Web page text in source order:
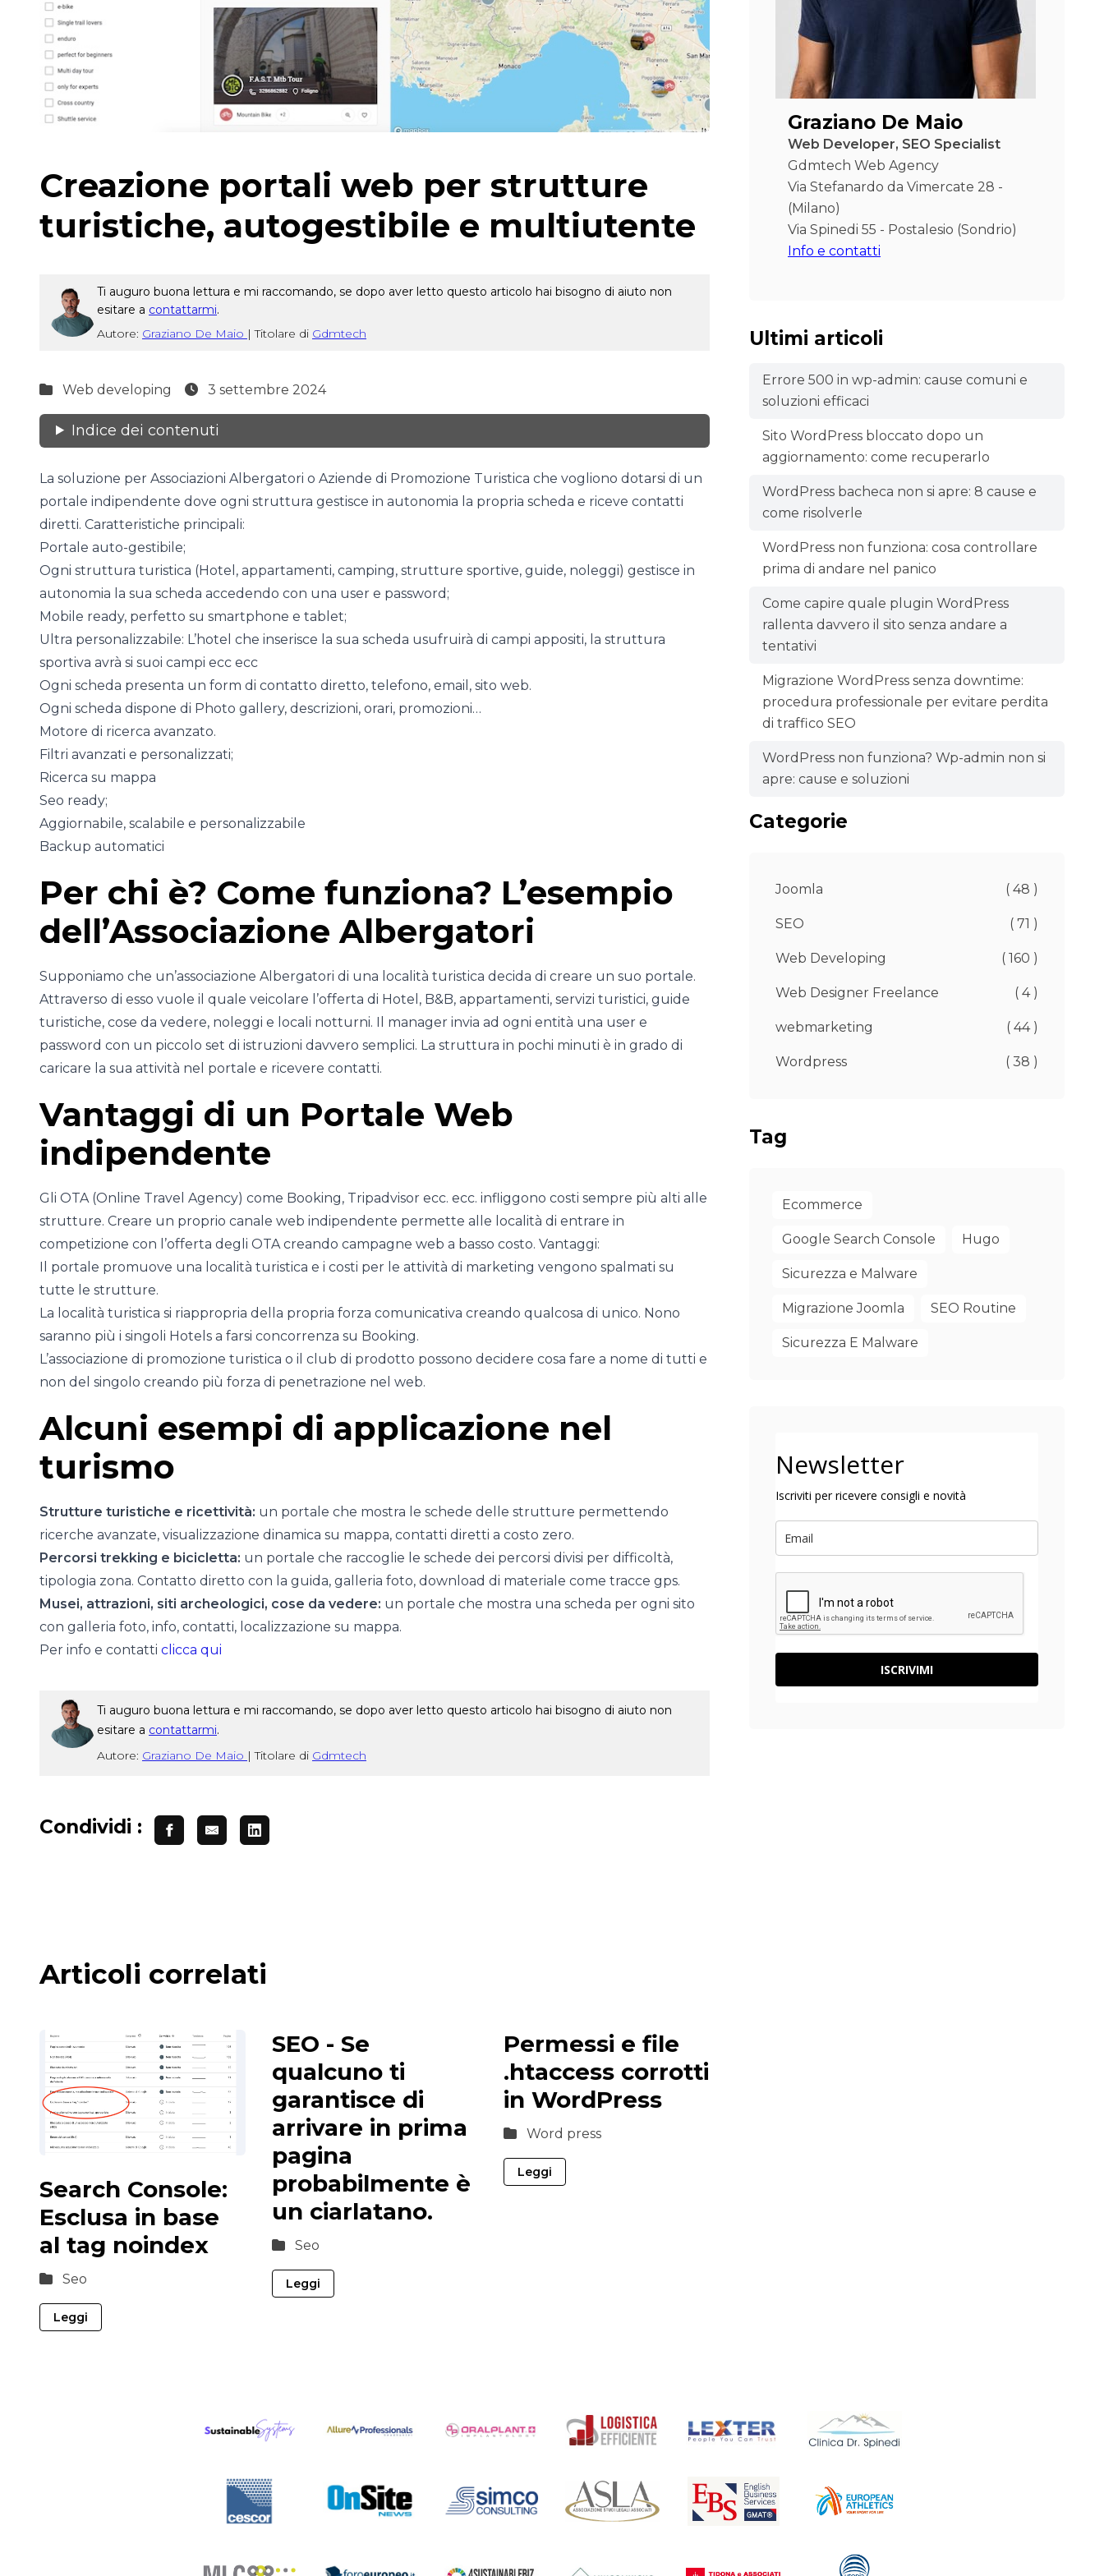
Creazione portali web per strutture
turistiche, autogestibile e multiutente
Ti auguro buona lettura e mi raccomando, se dopo aver letto questo articolo hai bisogno di aiuto non
esitare a contattarmi.
Autore: Graziano De Maio | Titolare di Gdmtech
Web developing 3 settembre 2024
Indice dei contenuti
La soluzione per Associazioni Albergatori o Aziende di Promozione Turistica che vogliono dotarsi di un
portale indipendente dove ogni struttura gestisce in autonomia la propria scheda e riceve contatti
diretti. Caratteristiche principali:
Portale auto-gestibile;
Ogni struttura turistica (Hotel, appartamenti, camping, strutture sportive, guide, noleggi) gestisce in
autonomia la sua scheda accedendo con una user e password;
Mobile ready, perfetto su smartphone e tablet;
Ultra personalizzabile: L’hotel che inserisce la sua scheda usufruirà di campi appositi, la struttura
sportiva avrà si suoi campi ecc ecc
Ogni scheda presenta un form di contatto diretto, telefono, email, sito web.
Ogni scheda dispone di Photo gallery, descrizioni, orari, promozioni…
Motore di ricerca avanzato.
Filtri avanzati e personalizzati;
Ricerca su mappa
Seo ready;
Aggiornabile, scalabile e personalizzabile
Backup automatici
Per chi è? Come funziona? L’esempio
dell’Associazione Albergatori
Supponiamo che un’associazione Albergatori di una località turistica decida di creare un suo portale.
Attraverso di esso vuole il quale veicolare l’offerta di Hotel, B&B, appartamenti, servizi turistici, guide
turistiche, cose da vedere, noleggi e locali notturni. Il manager invia ad ogni entità una user e
password con un piccolo set di istruzioni davvero semplici. La struttura in pochi minuti è in grado di
caricare la sua attività nel portale e ricevere contatti.
Vantaggi di un Portale Web
indipendente
Gli OTA (Online Travel Agency) come Booking, Tripadvisor ecc. ecc. infliggono costi sempre più alti alle
strutture. Creare un proprio canale web indipendente permette alle località di entrare in
competizione con l’offerta degli OTA creando campagne web a basso costo. Vantaggi:
Il portale promuove una località turistica e i costi per le attività di marketing vengono spalmati su
tutte le strutture.
La località turistica si riappropria della propria forza comunicativa creando qualcosa di unico. Nono
saranno più i singoli Hotels a farsi concorrenza su Booking.
L’associazione di promozione turistica o il club di prodotto possono decidere cosa fare a nome di tutti e
non del singolo creando più forza di penetrazione nel web.
Alcuni esempi di applicazione nel
turismo
Strutture turistiche e ricettività: un portale che mostra le schede delle strutture permettendo
ricerche avanzate, visualizzazione dinamica su mappa, contatti diretti a costo zero.
Percorsi trekking e bicicletta: un portale che raccoglie le schede dei percorsi divisi per difficoltà,
tipologia zona. Contatto diretto con la guida, galleria foto, download di materiale come tracce gps.
Musei, attrazioni, siti archeologici, cose da vedere: un portale che mostra una scheda per ogni sito
con galleria foto, info, contatti, localizzazione su mappa.
Per info e contatti clicca qui
Ti auguro buona lettura e mi raccomando, se dopo aver letto questo articolo hai bisogno di aiuto non
esitare a contattarmi.
Autore: Graziano De Maio | Titolare di Gdmtech
Condividi :
Articoli correlati
Search Console:
Esclusa in base
al tag noindex
Seo
Leggi
SEO - Se
qualcuno ti
garantisce di
arrivare in prima
pagina
probabilmente è
un ciarlatano.
Seo
Leggi
Permessi e file
.htaccess corrotti
in WordPress
Word press
Leggi
Graziano De Maio
Web Developer, SEO Specialist
Gdmtech Web Agency
Via Stefanardo da Vimercate 28 -
(Milano)
Via Spinedi 55 - Postalesio (Sondrio)
Info e contatti
Ultimi articoli
Errore 500 in wp-admin: cause comuni e
soluzioni efficaci
Sito WordPress bloccato dopo un
aggiornamento: come recuperarlo
WordPress bacheca non si apre: 8 cause e
come risolverle
WordPress non funziona: cosa controllare
prima di andare nel panico
Come capire quale plugin WordPress
rallenta davvero il sito senza andare a
tentativi
Migrazione WordPress senza downtime:
procedura professionale per evitare perdita
di traffico SEO
WordPress non funziona? Wp-admin non si
apre: cause e soluzioni
Categorie
Joomla ( 48 )
SEO ( 71 )
Web Developing ( 160 )
Web Designer Freelance ( 4 )
webmarketing ( 44 )
Wordpress ( 38 )
Tag
Ecommerce
Google Search Console Hugo
Sicurezza e Malware
Migrazione Joomla SEO Routine
Sicurezza E Malware
Newsletter
Iscriviti per ricevere consigli e novità
ISCRIVIMI